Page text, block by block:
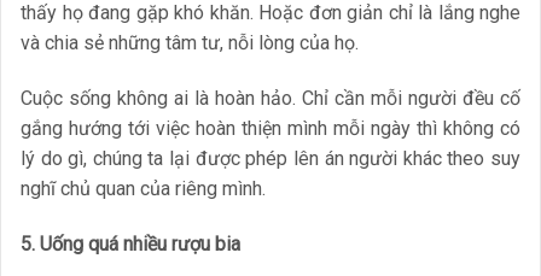
thấy họ đang gặp khó khăn. Hoặc đơn giản chỉ là lắng nghe
và chia sẻ những tâm tư, nỗi lòng của họ.
Cuộc sống không ai là hoàn hảo. Chỉ cần mỗi người đều cố
gắng hướng tới việc hoàn thiện mình mỗi ngày thì không có
lý do gì, chúng ta lại được phép lên án người khác theo suy
nghĩ chủ quan của riêng mình.
5. Uống quá nhiều rượu bia